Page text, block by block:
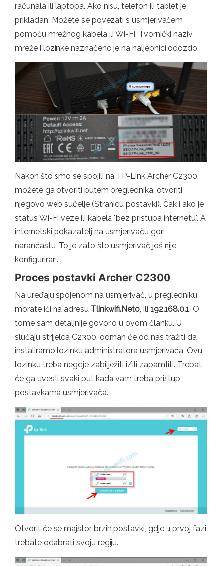
računala ili laptopa. Ako nisu, telefon ili tablet je
prikladan. Možete se povezati s usmjerivačem
pomoću mrežnog kabela ili Wi-Fi. Tvornički naziv
mreže i lozinke naznačeno je na naljepnici odozdo.
Nakon što smo se spojili na TP-Link Archer C2300,
možete ga otvoriti putem preglednika, otvoriti
njegovo web sučelje (Stranicu postavki). Čak i ako je
status Wi-Fi veze ili kabela "bez pristupa internetu". A
internetski pokazatelj na usmjerivaču gori
narančastu. To je zato što usmjerivač još nije
konfiguriran.
Proces postavki Archer C2300
Na uređaju spojenom na usmjerivač, u pregledniku
morate ići na adresu Tlinkwifi.Neto , ili 192.168.0.1. O
tome sam detaljnije govorio u ovom članku. U
slučaju strijelca C2300, odmah će od nas tražiti da
instaliramo lozinku administratora usmjerivača. Ovu
lozinku treba negdje zabilježiti i/ili zapamtiti. Trebat
će ga uvesti svaki put kada vam treba pristup
postavkama usmjerivača.
Otvorit će se majstor brzih postavki, gdje u prvoj fazi
trebate odabrati svoju regiju.